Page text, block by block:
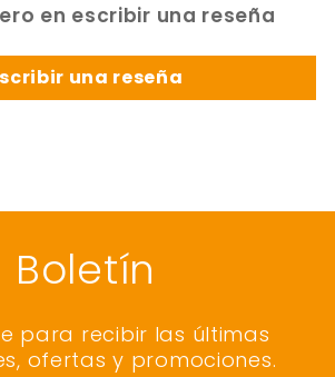
en escribir una reseña
una reseña
Boletín
para recibir las últimas
ofertas y promociones.